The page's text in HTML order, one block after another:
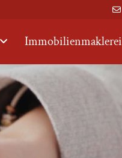

Immobilienmaklerei